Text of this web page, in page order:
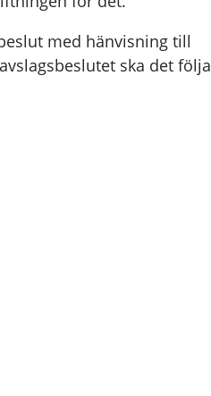
med hänvisning till
ska det följa